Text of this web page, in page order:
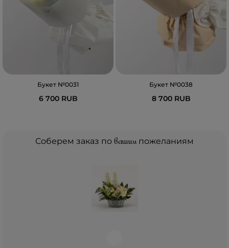
Букет №0031
6 700 RUB
Букет №0038
8 700 RUB
Соберем заказ по вашим пожеланиям